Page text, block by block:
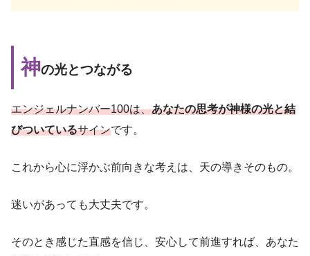
神の光とつながる
エンジェルナンバー100は、あなたの思考が神様の光と結
びついているサインです。
これから心に浮かぶ前向きな考えは、天の導きそのもの。
迷いがあっても大丈夫です。
そのとき感じた直感を信じ、安心して前進すれば、あなた